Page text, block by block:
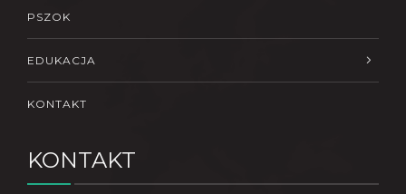
PSZOK
EDUKACJA
KONTAKT
KONTAKT